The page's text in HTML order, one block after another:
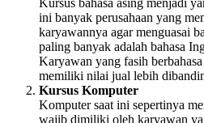
Kursus bahasa asing menjadi
ini banyak perusahaan yang
karyawannya agar menguasai
paling banyak adalah bahasa
Karyawan yang fasih
memiliki nilai jual lebih
Kursus Komputer
Komputer saat ini sepertinya
wajib dimiliki oleh karyawan